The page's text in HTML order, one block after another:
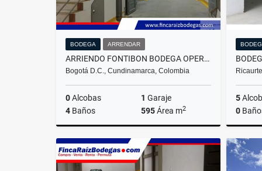
BODEGA ARRENDAR
ARRIENDO FONTIBON BODEGA OPERATIVA EXCELENTE PRECIO
Bogotá D.C., Cundinamarca, Colombia
0Alcobas 1 Garaje
4 Baños 595Área m2
Arrendar
$11.000.000
5
0